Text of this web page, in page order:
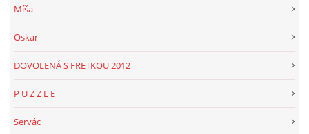
Míša
Oskar
DOVOLENÁ S FRETKOU 2012
P U Z Z L E
Servác